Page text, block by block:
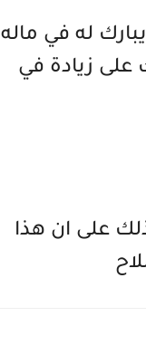
له في ماله
زيادة في
على ان هذا